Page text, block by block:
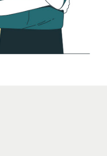
n’oublie pas de le
Orientation »